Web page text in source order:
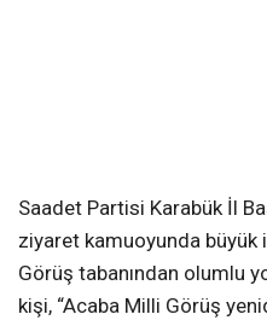
Saadet Partisi Karabük İl
ziyaret kamuoyunda
Görüş tabanından olumlu
kişi, “Acaba Milli Görüş